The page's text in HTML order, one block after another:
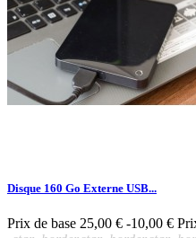
Disque 160 Go Externe USB...
Prix de base 25,00 € -10,00 €